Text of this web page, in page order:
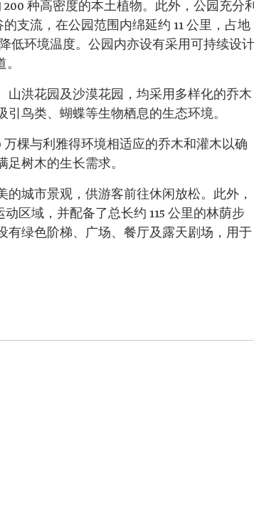
种高密度的本土植物。此外，公园充分利
支流，在公园范围内绵延约 11 公里，占地
低环境温度。公园内亦设有采用可持续设计
洪花园及沙漠花园，均采用多样化的乔木
鸟类、蝴蝶等生物栖息的生态环境。
棵与利雅得环境相适应的乔木和灌木以确
树木的生长需求。
城市景观，供游客前往休闲放松。此外，
区域，并配备了总长约 115 公里的林荫步
有绿色阶梯、广场、餐厅及露天剧场，用于